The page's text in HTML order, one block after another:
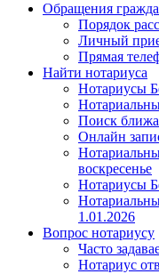
Обращения
Порядок
Личный
Прямая
Найти нотариуса
Нотариусы
Поиск
Онлайн
воскресенье
Нотариусы
1.01.2026
Вопрос нотариусу
Часто
Нотариус